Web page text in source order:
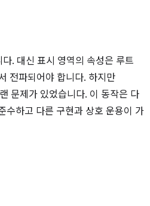
. 대신 표시 영역의 속성은 루트
전파되어야 합니다. 하지만
문제가 있었습니다. 이 동작은 다
수하고 다른 구현과 상호 운용이 가